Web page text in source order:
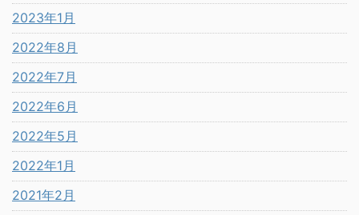
2023年1月
2022年8月
2022年7月
2022年6月
2022年5月
2022年1月
2021年2月